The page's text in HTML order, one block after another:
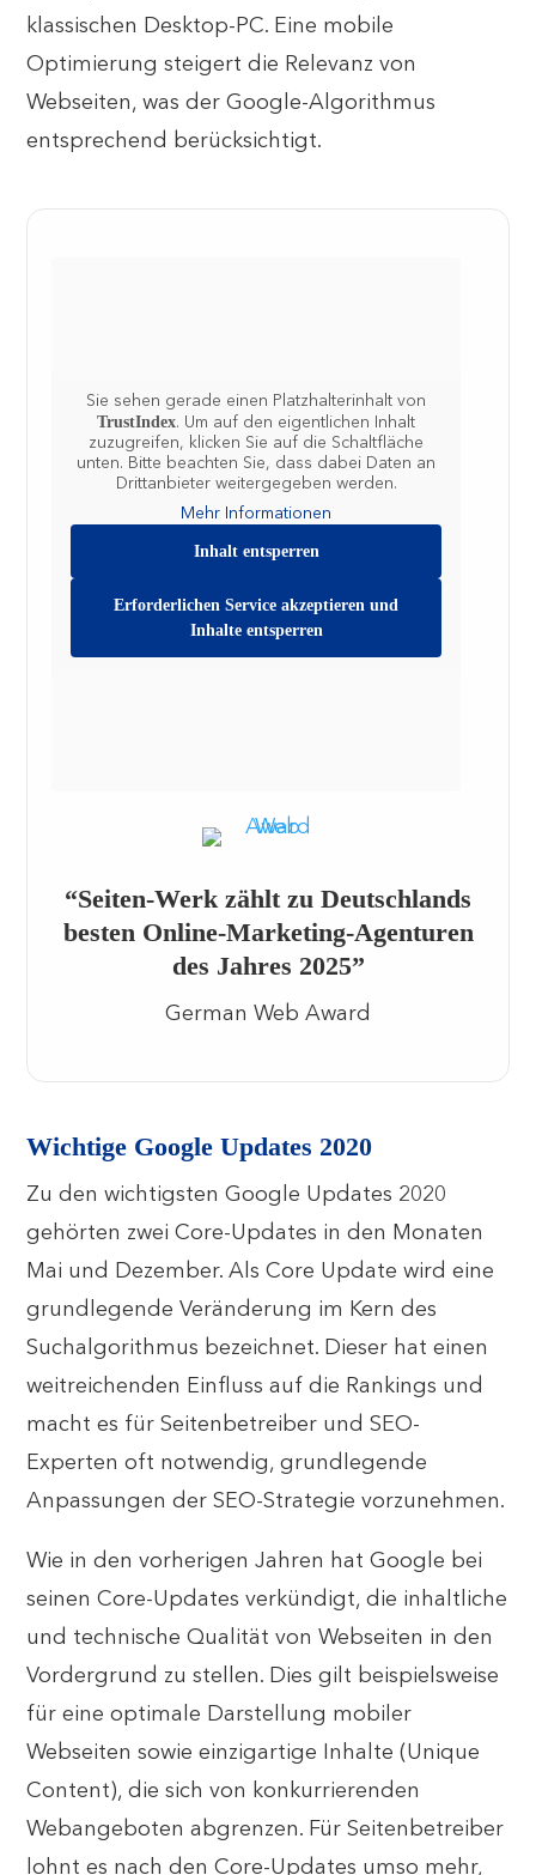
klassischen Desktop-PC. Eine mobile
Optimierung steigert die Relevanz von
Webseiten, was der Google-Algorithmus
entsprechend berücksichtigt.
Sie sehen gerade einen Platzhalterinhalt von
TrustIndex. Um auf den eigentlichen Inhalt
zuzugreifen, klicken Sie auf die Schaltfläche
unten. Bitte beachten Sie, dass dabei Daten an
Drittanbieter weitergegeben werden.
Mehr Informationen
Inhalt entsperren
Erforderlichen Service akzeptieren und
Inhalte entsperren
“Seiten-Werk zählt zu Deutschlands
besten Online-Marketing-Agenturen
des Jahres 2025”
German Web Award
Wichtige Google Updates 2020
Zu den wichtigsten Google Updates 2020
gehörten zwei Core-Updates in den Monaten
Mai und Dezember. Als Core Update wird eine
grundlegende Veränderung im Kern des
Suchalgorithmus bezeichnet. Dieser hat einen
weitreichenden Einfluss auf die Rankings und
macht es für Seitenbetreiber und SEO-
Experten oft notwendig, grundlegende
Anpassungen der SEO-Strategie vorzunehmen.
Wie in den vorherigen Jahren hat Google bei
seinen Core-Updates verkündigt, die inhaltliche
und technische Qualität von Webseiten in den
Vordergrund zu stellen. Dies gilt beispielsweise
für eine optimale Darstellung mobiler
Webseiten sowie einzigartige Inhalte (Unique
Content), die sich von konkurrierenden
Webangeboten abgrenzen. Für Seitenbetreiber
lohnt es nach den Core-Updates umso mehr,